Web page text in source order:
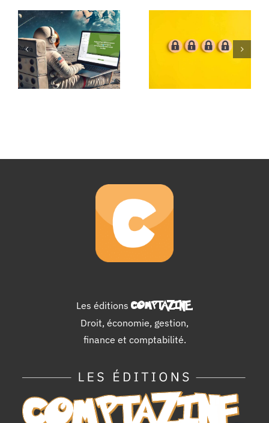
Cours BTS CG
: Votre
plateforme
d’apprentissage
complète
pour le BTS
Comptabilité
et Gestion
protéger ses
Les éditions COMPTAZINE.
Droit, économie, gestion,
finance et comptabilité.